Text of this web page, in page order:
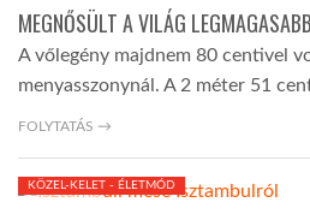
GLOBOBOOK
MEGNŐSÜLT A VILÁG
A vőlegény majdnem 80 centivel
menyasszonynál. A 2 méter 51
FOLYTATÁS →
2013-10-28
KÖZEL-KELET - ÉLETMÓD